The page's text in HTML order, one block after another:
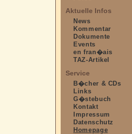
Aktuelle Infos
News
Kommentar
Dokumente
Events
en fran�ais
TAZ-Artikel
Service
B�cher & CDs
Links
G�stebuch
Kontakt
Impressum
Datenschutz
Homepage